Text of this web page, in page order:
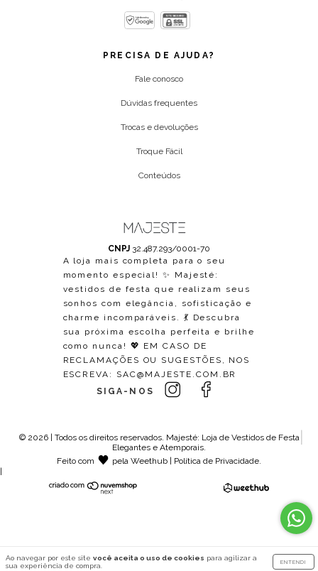
Ao navegar por este site você aceita o uso de cookies para agilizar a
sua experiência de compra.
ENTENDI
PRECISA DE AJUDA?
Fale conosco
Dúvidas frequentes
Trocas e devoluções
Troque Fácil
Conteúdos
CNPJ 32.487.293/0001-70
A loja mais completa para o seu
momento especial! ✨ Majesté:
vestidos de festa que realizam seus
sonhos com elegância, sofisticação e
charme incomparáveis. 💃 Descubra
sua próxima escolha perfeita e brilhe
como nunca! 💖 EM CASO DE
RECLAMAÇÕES OU SUGESTÕES, NOS
ESCREVA: SAC@MAJESTE.COM.BR
SIGA-NOS
© 2026 | Todos os direitos reservados. Majesté: Loja de Vestidos de Festa
Elegantes e Atemporais.
Feito com
pelaWeethub Política de Privacidade.
|